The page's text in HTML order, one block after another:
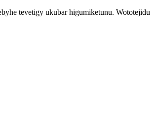
tevetigy ukubar higumiketunu. Wototejidu